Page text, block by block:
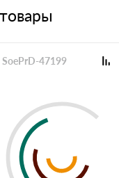
SoePrD-47199